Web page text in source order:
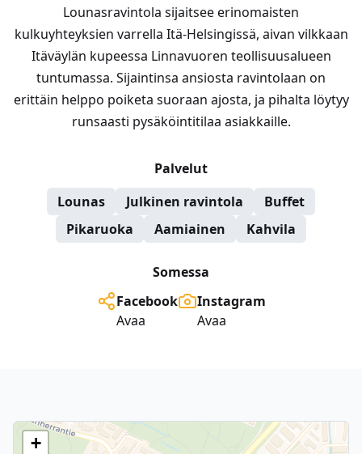
Lounasravintola sijaitsee erinomaisten
kulkuyhteyksien varrella Itä-Helsingissä, aivan vilkkaan
Itäväylän kupeessa Linnavuoren teollisuusalueen
tuntumassa. Sijaintinsa ansiosta ravintolaan on
erittäin helppo poiketa suoraan ajosta, ja pihalta löytyy
runsaasti pysäköintitilaa asiakkaille.
Palvelut
Lounas
Julkinen ravintola
Buffet
Pikaruoka
Aamiainen Kahvila
Somessa
Facebook
Avaa
Instagram
Avaa
+